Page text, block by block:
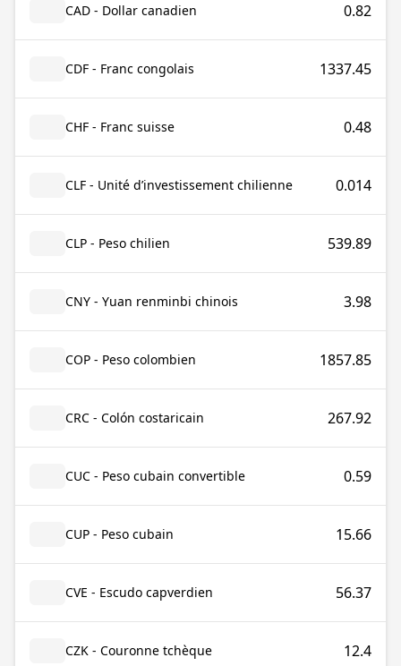
CAD - Dollar canadien 0.82
CDF - Franc congolais 1337.45
CHF - Franc suisse 0.48
CLF - Unité d’investissement chilienne 0.014
CLP - Peso chilien 539.89
CNY - Yuan renminbi chinois 3.98
COP - Peso colombien 1857.85
CRC - Colón costaricain 267.92
CUC - Peso cubain convertible 0.59
CUP - Peso cubain 15.66
CVE - Escudo capverdien 56.37
CZK - Couronne tchèque 12.4